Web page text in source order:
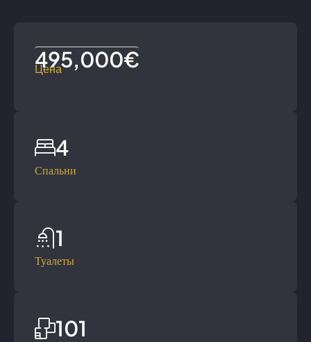
495,000€
Цена
Спальни
4
Туалеты
1
101